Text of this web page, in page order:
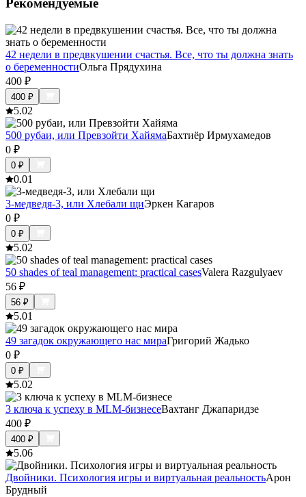
Рекомендуемые
42 недели в предвкушении счастья. Все, что ты должна знать
о беременностиОльга Прядухина
400 ₽
400 ₽
5.02
500 рубаи, или Превзойти ХайямаБахтиёр Ирмухамедов
0 ₽
0 ₽
0.01
3-медведя-3, или Хлебали щиЭркен Кагаров
0 ₽
0 ₽
5.02
50 shades of teal management: practical casesValera Razgulyaev
56 ₽
56 ₽
5.01
49 загадок окружающего нас мираГригорий Жадько
0 ₽
0 ₽
5.02
3 ключа к успеху в MLM-бизнесеВахтанг Джапаридзе
400 ₽
400 ₽
5.06
Двойники. Психология игры и виртуальная реальностьАрон
Брудный